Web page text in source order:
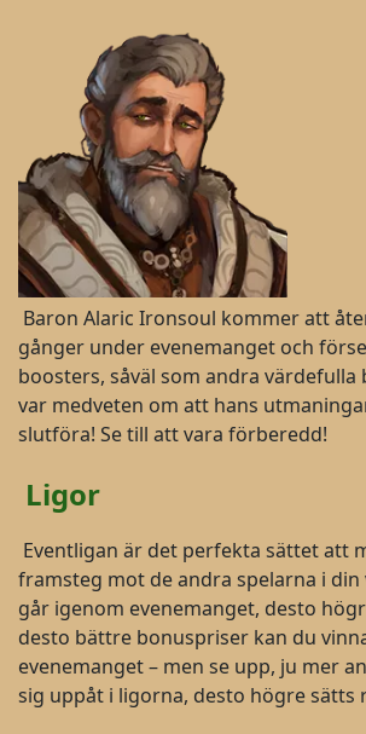
Baron Alaric Ironsoul kommer att
gånger under evenemanget och
boosters, såväl som andra värdefulla
var medveten om att hans
slutföra! Se till att vara förberedd!
Ligor
Eventligan är det perfekta sättet att
framsteg mot de andra spelarna i din
går igenom evenemanget, desto
desto bättre bonuspriser kan du
evenemanget – men se upp, ju mer
sig uppåt i ligorna, desto högre sätts